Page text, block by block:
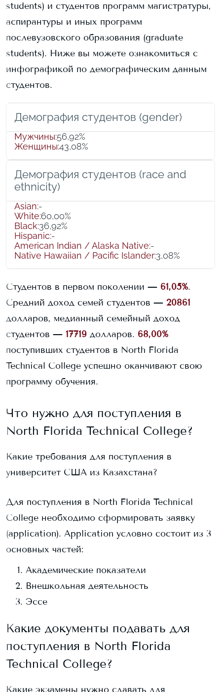
students) и студентов программ магистратуры,
аспирантуры и иных программ
послевузовского образования (graduate
students). Ниже вы можете ознакомиться с
инфографикой по демографическим данным
студентов.
Демография студентов (gender)
Мужчины:56,92%
Женщины:43,08%
Демография студентов (race and
ethnicity)
Asian:-
White:60,00%
Black:36,92%
Hispanic:-
American Indian / Alaska Native:-
Native Hawaiian / Pacific Islander:3,08%
Студентов в первом поколении — 61,05%.
Средний доход семей студентов — 20861
долларов, медианный семейный доход
студентов — 17719 долларов. 68,00%
поступивших студентов в North Florida
Technical College успешно оканчивают свою
программу обучения.
Что нужно для поступления в
North Florida Technical College?
Какие требования для поступления в
университет США из Казахстана?
Для поступления в North Florida Technical
College необходимо сформировать заявку
(application). Application условно состоит из 3
основных частей:
Академические показатели
Внешкольная деятельность
Эссе
Какие документы подавать для
поступления в North Florida
Technical College?
Какие экзамены нужно сдавать для